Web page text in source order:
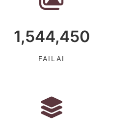
1,544,450
FAILAI